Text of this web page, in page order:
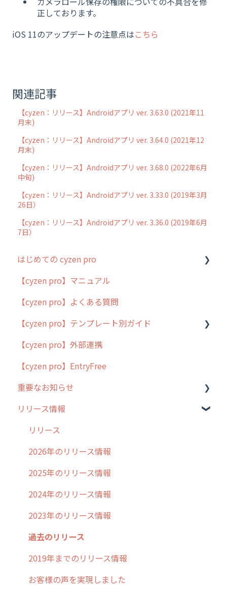
正しております。
iOS 11のアップデートの注意点はこちら
関連記事
【cyzen：リリース】Androidアプリ ver. 3.63.0 (2021年11
月末)
【cyzen：リリース】Androidアプリ ver. 3.64.0 (2021年12
月末)
【cyzen：リリース】Androidアプリ ver. 3.68.0 (2022年6月
中旬)
【cyzen：リリース】Androidアプリ ver. 3.33.0 (2019年3月
26日）
【cyzen：リリース】Androidアプリ ver. 3.36.0 (2019年6月
7日）
はじめての cyzen pro
cyzen pro とは？
簡易マニュアル
cyzen proの位置情報取得について
用語集
よくある質問
【cyzen pro】マニュアル
【cyzen pro】よくある質問
【cyzen pro】テンプレート別ガイド
ポスティング
ラウンダー
メンテナンス
外廻り営業
清掃
不動産
【cyzen pro】外部連携
【cyzen pro】EntryFree
重要なお知らせ
過去の重要なお知らせ
障害情報
リリース情報
リリース
2026年のリリース情報
2025年のリリース情報
2024年のリリース情報
2023年のリリース情報
過去のリリース
2019年までのリリース情報
お客様の声を実現しました